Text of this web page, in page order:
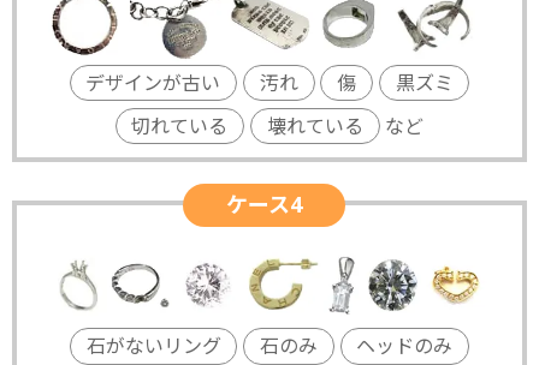
デザインが古い 汚れ 傷
黒ズミ
切れている
壊れている など
ケース4
石がないリング 石のみ
ヘッドのみ